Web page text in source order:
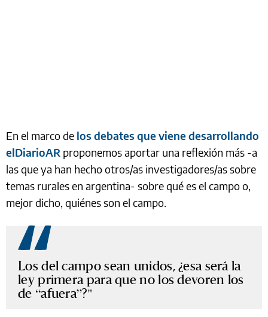
En el marco de los debates que viene desarrollando
elDiarioAR proponemos aportar una reflexión más -a
las que ya han hecho otros/as investigadores/as sobre
temas rurales en argentina- sobre qué es el campo o,
mejor dicho, quiénes son el campo.
Los del campo sean unidos, ¿esa será la
ley primera para que no los devoren los
de “afuera”?